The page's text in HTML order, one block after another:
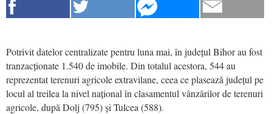
Potrivit datelor centralizate pentru luna mai, în județul Bihor au fost
tranzacționate 1.540 de imobile. Din totalul acestora, 544 au
reprezentat terenuri agricole extravilane, ceea ce plasează județul pe
locul al treilea la nivel național în clasamentul vânzărilor de terenuri
agricole, după Dolj (795) și Tulcea (588).